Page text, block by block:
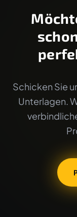
Schicken Sie
Unterlagen.